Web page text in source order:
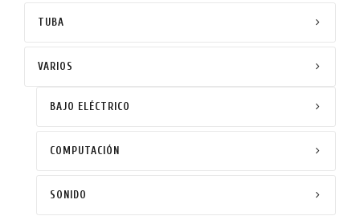
TUBA
VARIOS
BAJO ELÉCTRICO
COMPUTACIÓN
SONIDO